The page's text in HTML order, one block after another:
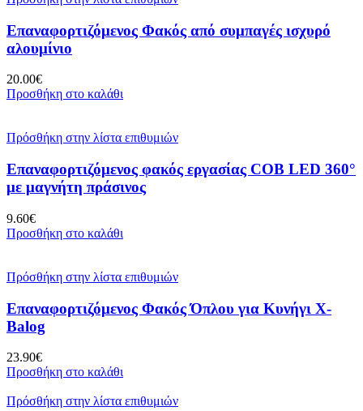
Επαναφορτιζόμενος Φακός από συμπαγές ισχυρό
αλουμίνιο
20.00€
Προσθήκη στο καλάθι
Πρόσθήκη στην λίστα επιθυμιών
Επαναφορτιζόμενος φακός εργασίας COB LED 360°
με μαγνήτη πράσινος
9.60€
Προσθήκη στο καλάθι
Πρόσθήκη στην λίστα επιθυμιών
Επαναφορτιζόμενος Φακός Όπλου για Κυνήγι X-
Balog
23.90€
Προσθήκη στο καλάθι
Πρόσθήκη στην λίστα επιθυμιών